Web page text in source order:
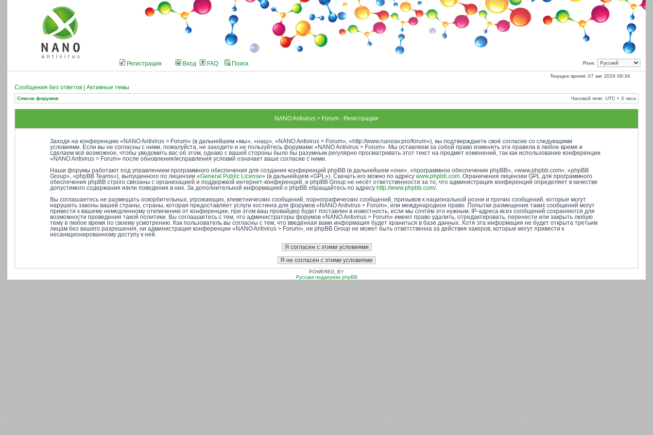
Язык:
Регистрация Вход FAQ Поиск
Текущее время: 07 авг 2026 08:34
Сообщения без ответов Активные темы
Список форумов Часовой пояс: UTC + 3 часа
NANO Antivirus > Forum - Регистрация
Заходя на конференцию «NANO Antivirus > Forum» (в дальнейшем «мы», «наш», «NANO Antivirus > Forum», «http://www.nanoav.pro/forum»), вы подтверждаете своё согласие со следующими
условиями. Если вы не согласны с ними, пожалуйста, не заходите и не пользуйтесь форумами «NANO Antivirus > Forum». Мы оставляем за собой право изменять эти правила в любое время и
сделаем всё возможное, чтобы уведомить вас об этом, однако с вашей стороны было бы разумным регулярно просматривать этот текст на предмет изменений, так как использование конференции
«NANO Antivirus > Forum» после обновления/исправления условий означает ваше согласие с ними.
Наши форумы работают под управлением программного обеспечения для создания конференций phpBB (в дальнейшем «они», «программное обеспечение phpBB», «www.phpbb.com», «phpBB
Group», «phpBB Teams»), выпущенного по лицензии «General Public License» (в дальнейшем «GPL»). Скачать его можно по адресу www.phpbb.com . Ограничения лицензии GPL для программного
обеспечения phpBB строго связаны с организацией и поддержкой интернет-конференций, и phpBB Group не несёт ответственности за то, что администрация конференций определяет в качестве
допустимого содержания и/или поведения в них. За дополнительной информацией о phpBB обращайтесь по адресу http://www.phpbb.com/.
Вы соглашаетесь не размещать оскорбительных, угрожающих, клеветнических сообщений, порнографических сообщений, призывов к национальной розни и прочих сообщений, которые могут
нарушить законы вашей страны, страны, которая предоставляет услуги хостинга для форумов «NANO Antivirus > Forum», или международное право. Попытки размещения таких сообщений могут
привести к вашему немедленному отключению от конференции, при этом ваш провайдер будет поставлен в известность, если мы сочтём это нужным. IP-адреса всех сообщений сохраняются для
возможности проведения такой политики. Вы соглашаетесь с тем, что администраторы форумов «NANO Antivirus > Forum» имеют право удалить, отредактировать, перенести или закрыть любую
тему в любое время по своему усмотрению. Как пользователь вы согласны с тем, что введённая вами информация будет храниться в базе данных. Хотя эта информация не будет открыта третьим
лицам без вашего разрешения, ни администрация конференции «NANO Antivirus > Forum», ни phpBB Group не может быть ответственна за действия хакеров, которые могут привести к
несанкционированному доступу к ней.
POWERED_BY
Русская поддержка phpBB